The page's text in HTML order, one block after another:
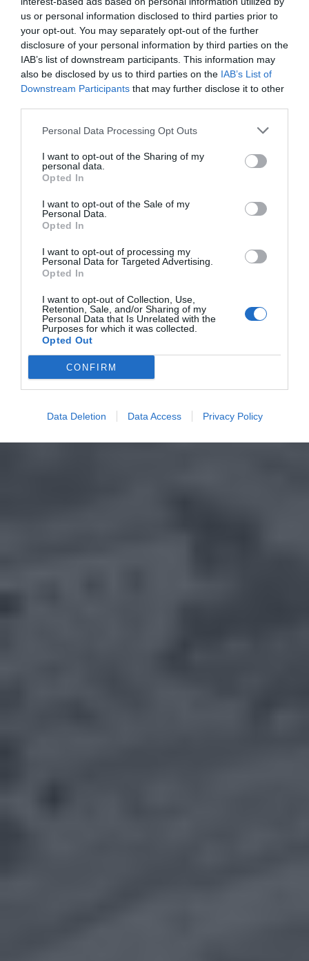
us or personal information disclosed to third parties prior to
your opt-out. You may separately opt-out of the further
disclosure of your personal information by third parties on the
IAB’s list of downstream participants. This information may
also be disclosed by us to third parties on the IAB’s List of
Downstream Participants that may further disclose it to other
Personal Data Processing Opt Outs
I want to opt-out of the Sharing of my
personal data.
Opted In
I want to opt-out of the Sale of my
Personal Data.
Opted In
I want to opt-out of processing my
Personal Data for Targeted Advertising.
Opted In
I want to opt-out of Collection, Use,
Retention, Sale, and/or Sharing of my
Personal Data that Is Unrelated with the
Purposes for which it was collected.
Opted Out
CONFIRM
Data Deletion Data Access Privacy Policy